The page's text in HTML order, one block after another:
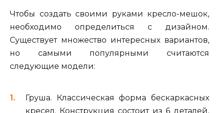
Чтобы создать своими руками кресло-мешок,
необходимо определиться с дизайном.
Существует множество интересных вариантов,
но самыми популярными считаются
следующие модели:
Груша. Классическая форма бескаркасных
кресел. Конструкция состоит из 6 деталей,